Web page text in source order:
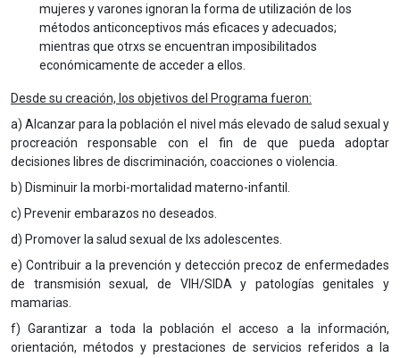
mujeres y varones ignoran la forma de utilización de los
métodos anticonceptivos más eficaces y adecuados;
mientras que otrxs se encuentran imposibilitados
económicamente de acceder a ellos.
Desde su creación, los objetivos del Programa fueron:
a) Alcanzar para la población el nivel más elevado de salud sexual y
procreación responsable con el fin de que pueda adoptar
decisiones libres de discriminación, coacciones o violencia.
b) Disminuir la morbi-mortalidad materno-infantil.
c) Prevenir embarazos no deseados.
d) Promover la salud sexual de lxs adolescentes.
e) Contribuir a la prevención y detección precoz de enfermedades
de transmisión sexual, de VIH/SIDA y patologías genitales y
mamarias.
f) Garantizar a toda la población el acceso a la información,
orientación, métodos y prestaciones de servicios referidos a la